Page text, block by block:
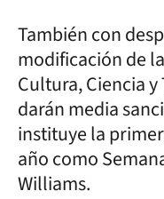
También con
modificación de
Cultura, Ciencia
darán media
instituye la
año como
Williams.